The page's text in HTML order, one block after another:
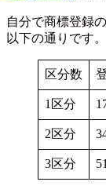
自分で商標登録
以下の通りです。
区分数
1区分
2区分
3区分